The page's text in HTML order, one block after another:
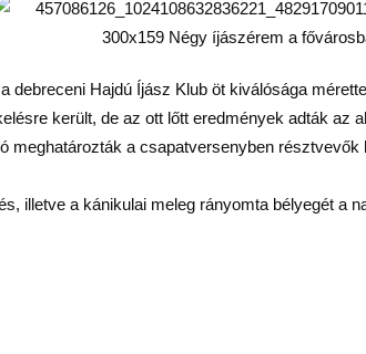
debreceni Hajdú Íjász Klub öt kiválósága
került, de az ott lőtt eredmények adták
meghatározták a csapatversenyben
illetve a kánikulai meleg rányomta bélyegét a